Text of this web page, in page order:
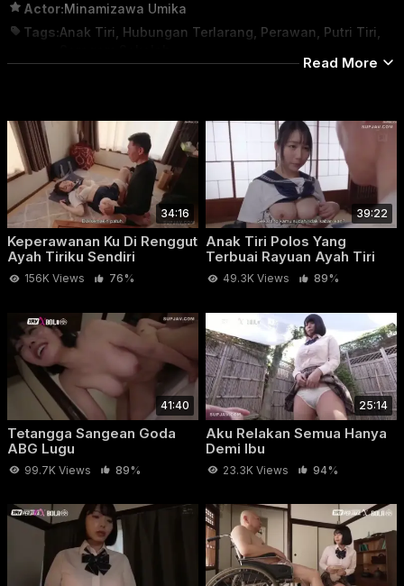
Actor:Minamizawa Umika
Tags:Anak Tiri Hubungan Terlarang Perawan Putri Tiri
Dibodohi Ayah Tiri Karena Terlalu Polo
ayahnya udah lama ngebet sama badannya yang masih
pakai seragam sekolah setiap hari. Awalnya cuma diam-diam
ngeliatin, tapi lama-lama berani deketin. Di rumah itu,
seragam akhirnya gak dibutuhin lagi. Ceritanya pelan tapi
panas, penuh godaan dan nafsu yang meledak-ledak.
Read More
34:16
Keperawanan Ku Di Renggut
Ayah Tiriku Sendiri
156K Views 76%
39:22
Anak Tiri Polos Yang
Terbuai Rayuan Ayah Tiri
49.3K Views 89%
41:40
Tetangga Sangean Goda
ABG Lugu
99.7K Views 89%
25:14
Aku Relakan Semua Hanya
Demi Ibu
23.3K Views 94%